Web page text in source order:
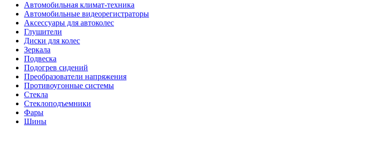
Автомобильная климат-техника
Автомобильные видеорегистраторы
Аксессуары для автоколес
Глушители
Диски для колес
Зеркала
Подвеска
Подогрев сидений
Преобразователи напряжения
Противоугонные системы
Стекла
Стеклоподъемники
Фары
Шины